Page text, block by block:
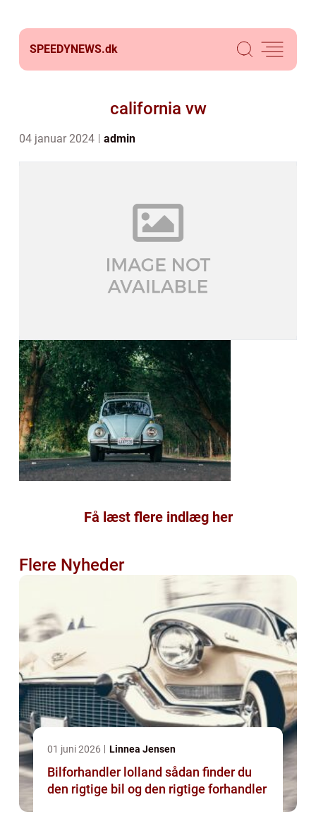
SPEEDYNEWS.dk
california vw
04 januar 2024 admin
Få læst flere indlæg her
Flere Nyheder
01 juni 2026 Linnea Jensen
Bilforhandler lolland sådan finder du
den rigtige bil og den rigtige forhandler